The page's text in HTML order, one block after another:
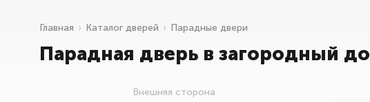
Парадная дверь в загородный
Главная Каталог дверей Парадные двери
Внешняя сторона